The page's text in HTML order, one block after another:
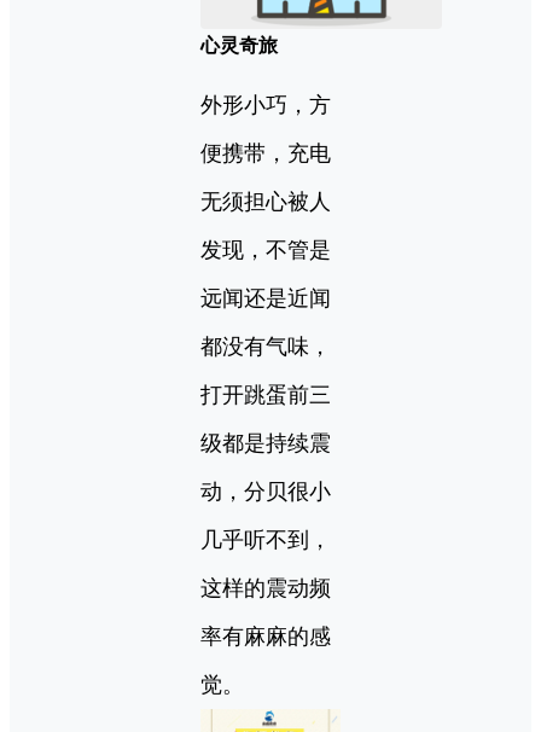
心灵奇旅
外形小巧，方
便携带，充电
无须担心被人
发现，不管是
远闻还是近闻
都没有气味，
打开跳蛋前三
级都是持续震
动，分贝很小
几乎听不到，
这样的震动频
率有麻麻的感
觉。